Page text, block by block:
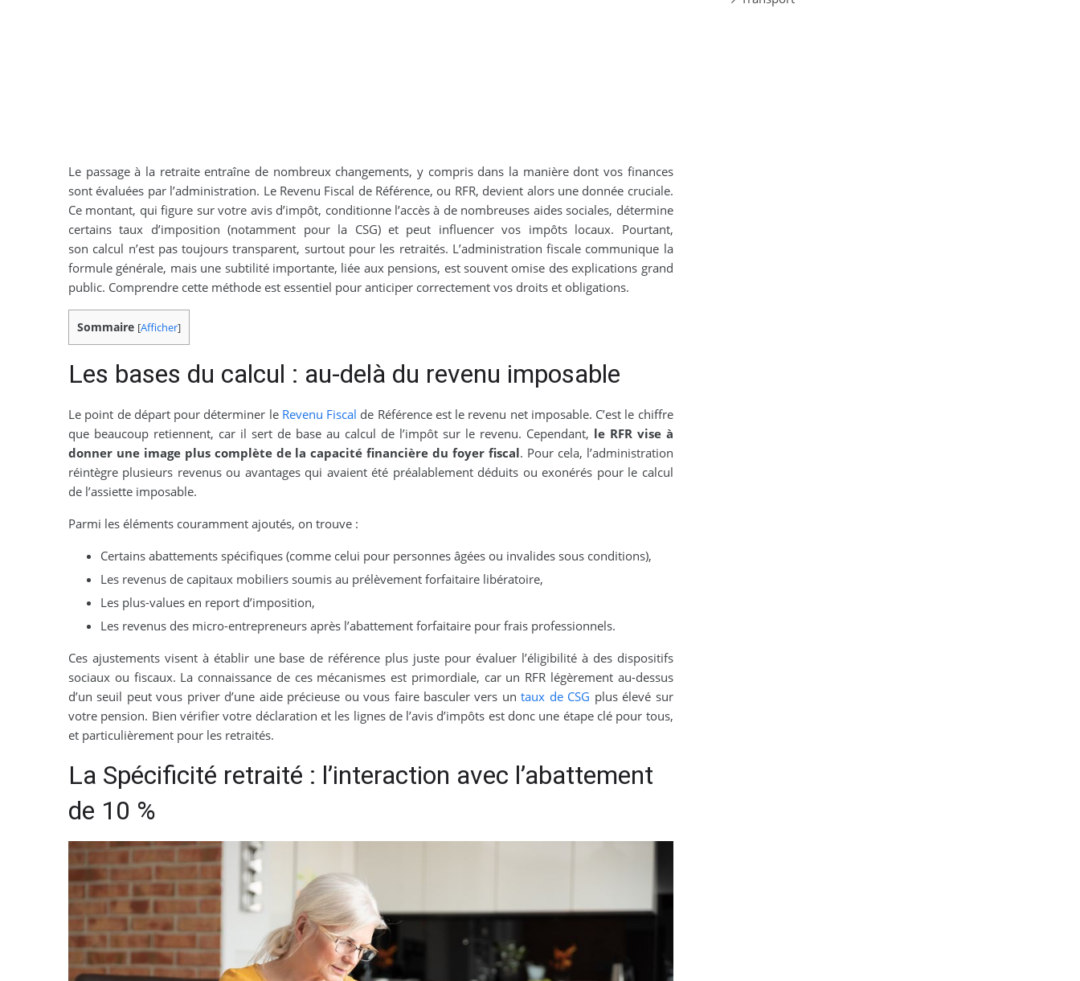
Le passage à la retraite entraîne de nombreux changements, y compris dans la manière dont vos finances
sont évaluées par l’administration. Le Revenu Fiscal de Référence, ou RFR, devient alors une donnée cruciale.
Ce montant, qui figure sur votre avis d’impôt, conditionne l’accès à de nombreuses aides sociales, détermine
certains taux d’imposition (notamment pour la CSG) et peut influencer vos impôts locaux. Pourtant,
son calcul n’est pas toujours transparent, surtout pour les retraités. L’administration fiscale communique la
formule générale, mais une subtilité importante, liée aux pensions, est souvent omise des explications grand
public. Comprendre cette méthode est essentiel pour anticiper correctement vos droits et obligations.
Sommaire [Afficher]
Les bases du calcul : au-delà du revenu imposable
Le point de départ pour déterminer le Revenu Fiscal de Référence est le revenu net imposable. C’est le chiffre
que beaucoup retiennent, car il sert de base au calcul de l’impôt sur le revenu. Cependant, le RFR vise à
donner une image plus complète de la capacité financière du foyer fiscal. Pour cela, l’administration
réintègre plusieurs revenus ou avantages qui avaient été préalablement déduits ou exonérés pour le calcul
de l’assiette imposable.
Parmi les éléments couramment ajoutés, on trouve :
Certains abattements spécifiques (comme celui pour personnes âgées ou invalides sous conditions),
Les revenus de capitaux mobiliers soumis au prélèvement forfaitaire libératoire,
Les plus-values en report d’imposition,
Les revenus des micro-entrepreneurs après l’abattement forfaitaire pour frais professionnels.
Ces ajustements visent à établir une base de référence plus juste pour évaluer l’éligibilité à des dispositifs
sociaux ou fiscaux. La connaissance de ces mécanismes est primordiale, car un RFR légèrement au-dessus
d’un seuil peut vous priver d’une aide précieuse ou vous faire basculer vers untaux de CSG plus élevé sur
votre pension. Bien vérifier votre déclaration et les lignes de l’avis d’impôts est donc une étape clé pour tous,
et particulièrement pour les retraités.
La Spécificité retraité : l’interaction avec l’abattement
de 10 %